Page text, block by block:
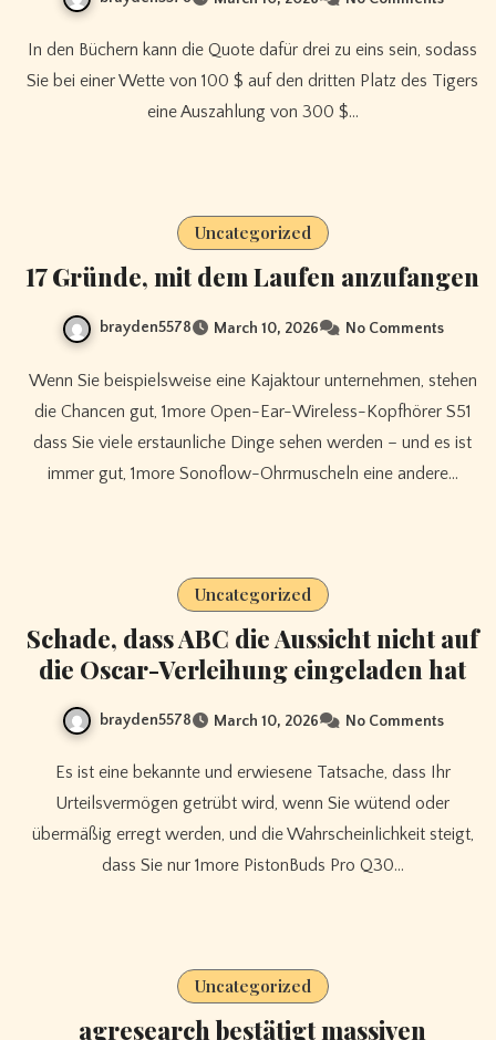
In den Büchern kann die Quote dafür drei zu eins sein, sodass
Sie bei einer Wette von 100 $ auf den dritten Platz des Tigers
eine Auszahlung von 300 $…
Uncategorized
17 Gründe, mit dem Laufen anzufangen
brayden5578 March 10, 2026 No Comments
Wenn Sie beispielsweise eine Kajaktour unternehmen, stehen
die Chancen gut, 1more Open-Ear-Wireless-Kopfhörer S51
dass Sie viele erstaunliche Dinge sehen werden – und es ist
immer gut, 1more Sonoflow-Ohrmuscheln eine andere…
Uncategorized
Schade, dass ABC die Aussicht nicht auf
die Oscar-Verleihung eingeladen hat
brayden5578 March 10, 2026 No Comments
Es ist eine bekannte und erwiesene Tatsache, dass Ihr
Urteilsvermögen getrübt wird, wenn Sie wütend oder
übermäßig erregt werden, und die Wahrscheinlichkeit steigt,
dass Sie nur 1more PistonBuds Pro Q30…
Uncategorized
agresearch bestätigt massiven